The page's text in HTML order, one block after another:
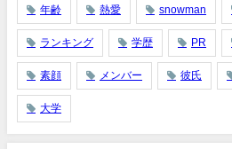
年齢 熱愛 snowman
ランキング 学歴 PR
素顔 メンバー 彼氏
大学